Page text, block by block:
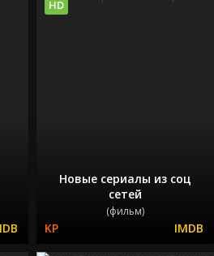
Новые сериалы из соц
сетей
(фильм)
HD